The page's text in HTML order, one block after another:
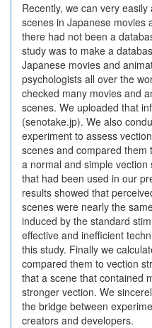
Recently, we can very
scenes in Japanese movies
there had not been a
study was to make a
Japanese movies and
psychologists all over the
checked many movies and
scenes. We uploaded that
(senotake.jp). We also
experiment to assess
scenes and compared
a normal and simple
that had been used in our
results showed that
scenes were nearly the
induced by the standard
effective and inefficient
this study. Finally we
compared them to vection
that a scene that contained
stronger vection. We
the bridge between
creators and developers.